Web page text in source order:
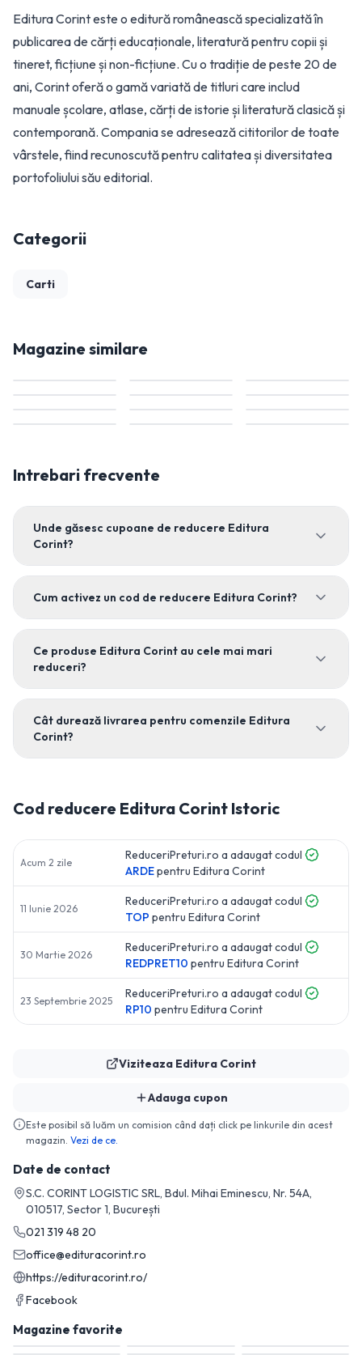
Viziteaza Editura Corint
Adauga cupon
Este posibil să luăm un comision când dați click pe linkurile din acest
magazin. Vezi de ce.
Date de contact
S.C. CORINT LOGISTIC SRL, Bdul. Mihai Eminescu, Nr. 54A,
010517, Sector 1, București
021 319 48 20
office@edituracorint.ro
https://edituracorint.ro/
Facebook
Magazine favorite
Editura Corint este o editură românească specializată în
publicarea de cărți educaționale, literatură pentru copii și
tineret, ficțiune și non-ficțiune. Cu o tradiție de peste 20 de
ani, Corint oferă o gamă variată de titluri care includ
manuale școlare, atlase, cărți de istorie și literatură clasică și
contemporană. Compania se adresează cititorilor de toate
vârstele, fiind recunoscută pentru calitatea și diversitatea
portofoliului său editorial.
Categorii
Carti
Magazine similare
Intrebari frecvente
Unde găsesc cupoane de reducere Editura
Corint?
Cum activez un cod de reducere Editura Corint?
Ce produse Editura Corint au cele mai mari
reduceri?
Cât durează livrarea pentru comenzile Editura
Corint?
Cod reducere Editura Corint Istoric
Acum 2 zile
ReduceriPreturi.ro a adaugat codul
ARDEpentru Editura Corint
11 Iunie 2026
ReduceriPreturi.ro a adaugat codul
TOP pentru Editura Corint
30 Martie 2026
ReduceriPreturi.ro a adaugat codul
REDPRET10 pentru Editura Corint
23 Septembrie 2025
ReduceriPreturi.ro a adaugat codul
RP10 pentru Editura Corint